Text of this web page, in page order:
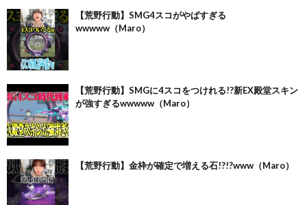
【荒野行動】SMG4スコがやばすぎる
wwwww（Maro）
【荒野行動】SMGに4スコをつけれる!?新EX殿堂スキン
が強すぎるwwwww（Maro）
【荒野行動】金枠が確定で増える石!?!?www（Maro）